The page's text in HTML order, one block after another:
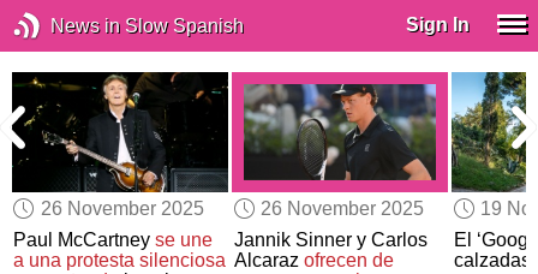
News in Slow Spanish Sign In
26 November 2025
Paul McCartneyse une
a una protesta silenciosa
26 November 2025
Jannik Sinner y Carlos
Alcaraz ofrecen de
19
El
calzadas